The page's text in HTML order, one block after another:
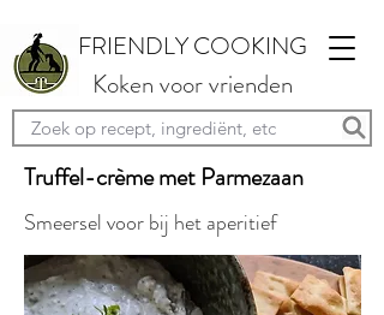
FRIENDLY COOKING
Koken voor vrienden
Truffel-crème met Parmezaan
Smeersel voor bij het aperitief